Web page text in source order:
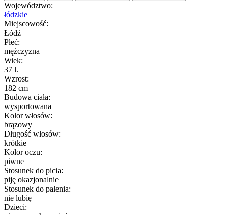
Województwo:
łódzkie
Miejscowość:
Łódź
Płeć:
mężczyzna
Wiek:
37 l.
Wzrost:
182 cm
Budowa ciała:
wysportowana
Kolor włosów:
brązowy
Długość włosów:
krótkie
Kolor oczu:
piwne
Stosunek do picia:
piję okazjonalnie
Stosunek do palenia:
nie lubię
Dzieci: